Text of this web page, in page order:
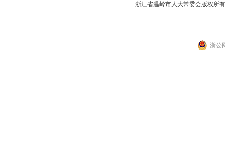
浙江省温岭市人大常委会版权所
浙公